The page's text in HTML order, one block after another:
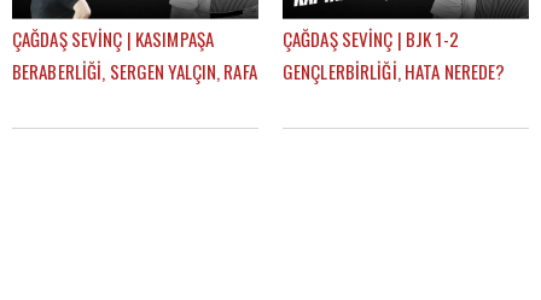
ÇAĞDAŞ SEVİNÇ | KASIMPAŞA
BERABERLİĞİ, SERGEN YALÇIN, RAFA
BEŞİKTAŞ
ÇAĞDAŞ SEVİNÇ | BJK 1-2
GENÇLERBİRLİĞİ, HATA NEREDE?
GÜNDEM BEŞİKTAŞ